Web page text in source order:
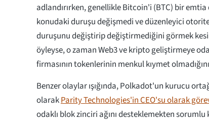
adlandırırken, genellikle Bitcoin'i (BTC) bir emtia
konudaki duruşu değişmedi ve düzenleyici
duruşunu değiştirip değiştirmediğini görmek
öyleyse, o zaman Web3 ve kripto geliştirmeye
firmasının tokenlerinin menkul kıymet
Benzer olaylar ışığında, Polkadot'un kurucu
olarakParity Technologies'in CEO'su olarak
odaklı blok zinciri ağını desteklemekten